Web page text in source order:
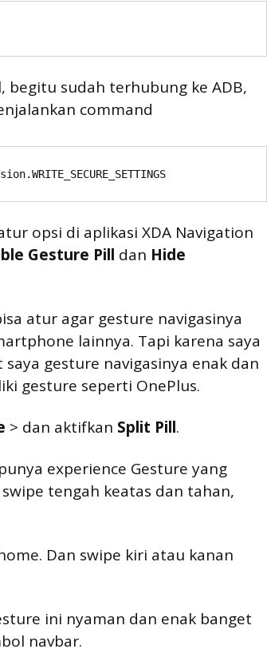
sudah terhubung ke ADB,
command
opsi di aplikasi XDA Navigation
Gesture Pill dan Hide
atur agar gesture navigasinya
lainnya. Tapi karena saya
gesture navigasinya enak dan
gesture seperti OnePlus.
> dan aktifkan Split Pill.
punya experience Gesture yang
tengah keatas dan tahan,
Dan swipe kiri atau kanan
ini nyaman dan enak banget 
navbar.